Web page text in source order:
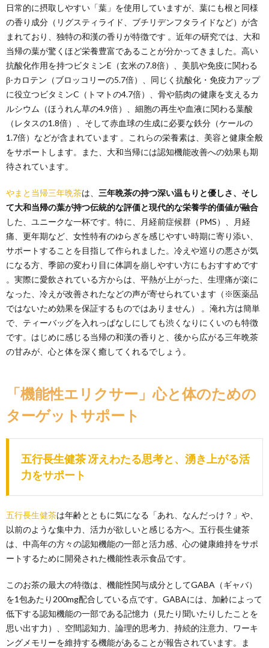
日常的に摂取しやすい「葉」を使用していますが、葉にも根と同様
の香り成分（リグスティライド、ブチリデンフタライドなど）が含
まれており、独特の和漢の香りが特徴です 。近年の研究では、大和
当帰の葉が驚くほど栄養豊富であることが分かってきました。高い
抗酸化作用を持つビタミンE（玄米の7.8倍）、美肌や免疫に関わる
β-カロテン（ブロッコリーの5.7倍）、同じく抗酸化・免疫力アップ
に役立つビタミンC（トマトの4.7倍）、骨や筋肉の健康を支えるカ
ルシウム（ほうれん草の4.9倍）、細胞の再生や血液に関わる葉酸
（レタスの1.8倍）、そして赤血球の生成に必要な鉄分（ケールの
1.7倍）などが含まれています 。これらの栄養素は、美容と健康全般
をサポートします。また、大和当帰には認知機能改善への効果も期
待されています。
やまと当帰三年晩茶は、 三年晩茶の持つ深い温もりと優しさ、そし
て大和当帰の葉が持つ伝統的な評価と現代的な栄養学的価値が融合
した、ユニークな一杯です。特に、月経前症候群（PMS）、月経
痛、更年期など、女性特有のゆらぎを感じやすい時期に寄り添い、
サポートすることを目指して作られました。冷えや巡りの悪さが気
になる方、季節の変わり目に体調を崩しやすい方にもおすすめです
。実際に愛飲されている方からは、平熱が上がった、生理痛が楽に
なった、冷えが改善されたなどの声が寄せられています（※医薬品
ではないため効果を保証するものではありません） 。淹れ方は簡単
で、ティーバッグを入れっぱなしにしても渋くなりにくいのも特徴
です。はじめに感じる当帰の和漢の香りと、後から広がる三年晩茶
の甘みが、心と体を深く癒してくれるでしょう。
「機能性エリクサー」心と体のための
ターゲットサポート
五行長生健茶 冴えわたる思考と、湧き上がる活
力をサポート
五行長生健茶は年齢とともに気になる「あれ、なんだっけ？」や、
以前のような集中力、活力が欲しいと感じる方へ。五行長生健茶
は、中高年の方々の認知機能の一部と活力感、心の健康維持をサポ
ートするために開発された機能性表示食品です。
このお茶の最大の特徴は、機能性関与成分としてGABA（ギャバ）
を1包あたり200mg配合している点です。GABAには、加齢によって
低下する認知機能の一部である記憶力（見たり聞いたりしたことを
思い出す力）、空間認知力、論理的思考力、持続的注意力、ワーキ
ングメモリーを維持する機能があることが報告されています。ま